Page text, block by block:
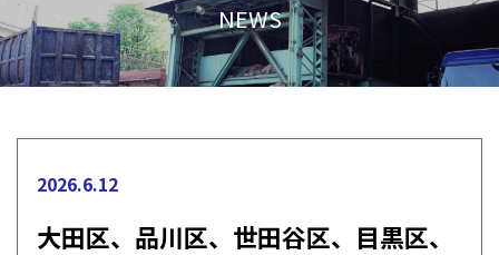
NEWS
2026.6.12
大田区、品川区、世田谷区、目黒区、